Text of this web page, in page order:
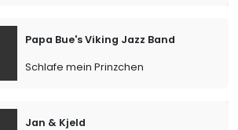
Papa Bue's Viking Jazz Band
Schlafe mein Prinzchen
Jan & Kjeld